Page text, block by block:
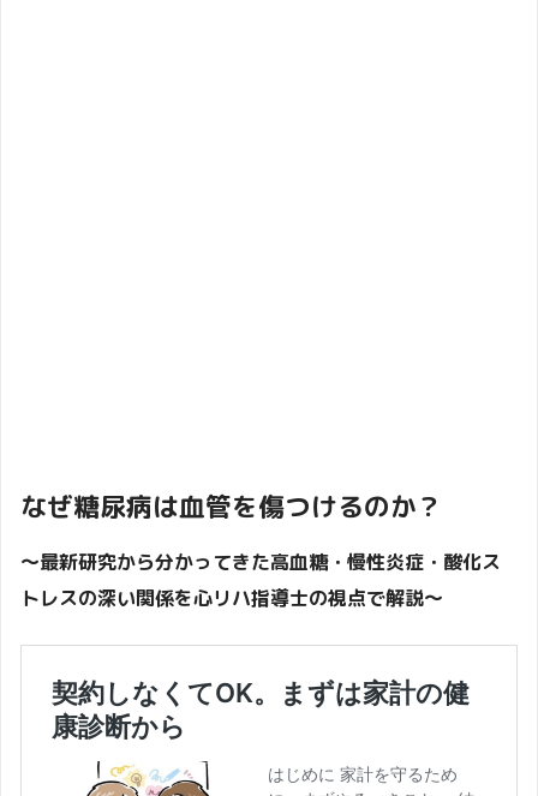
なぜ糖尿病は血管を傷つけるのか？
～最新研究から分かってきた高血糖・慢性炎症・酸化ス
トレスの深い関係を心リハ指導士の視点で解説～